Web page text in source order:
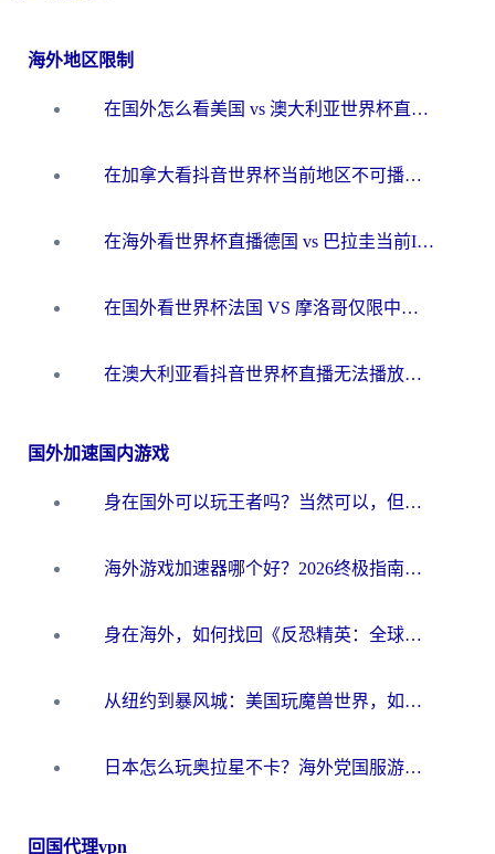
海外地区限制
在国外怎么看美国 vs 澳大利亚世界杯直播？海外党必藏的中文解说观赛指南
在加拿大看抖音世界杯当前地区不可播放？海外党体育观赛终极指南
在海外看世界杯直播德国 vs 巴拉圭当前IP受限制？这篇指南帮你轻松解决地区限制
在国外看世界杯法国 VS 摩洛哥仅限中国大陆？别让地域限制拦下你的欢呼
在澳大利亚看抖音世界杯直播无法播放？海外党体育观赛终极指南来了！
国外加速国内游戏
身在国外可以玩王者吗？当然可以，但你需要这份“加速”指南
海外游戏加速器哪个好？2026终极指南帮你畅玩国服+解决卡顿难题
身在海外，如何找回《反恐精英：全球攻势》国服的丝滑手感？一份给你的终极指南
从纽约到暴风城：美国玩魔兽世界，如何找到你的最佳网络航线
日本怎么玩奥拉星不卡？海外党国服游戏加速器选择全攻略
回国代理vpn